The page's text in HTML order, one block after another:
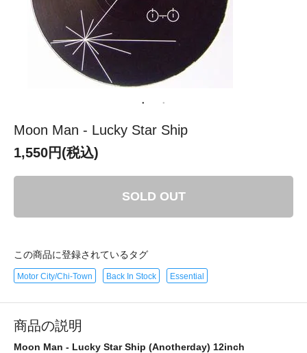
Moon Man - Lucky Star Ship
1,550円(税込)
SOLD OUT
この商品に登録されているタグ
Motor City/Chi-Town Back In Stock Essential
商品の説明
Moon Man - Lucky Star Ship (Anotherday) 12inch